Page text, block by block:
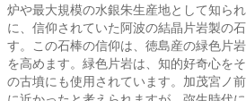
炉や最大規模の水銀朱生産地として知ら
に、信仰されていた阿波の結晶片岩製の
す。この石棒の信仰は、徳島産の緑色片
を高めます。緑色片岩は、知的好奇心を
の古墳にも使用されています。加茂宮ノ